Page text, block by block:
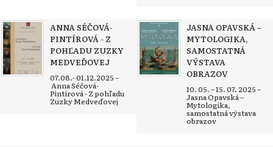
ANNA SÉČOVÁ-
PINTÍROVÁ - Z
POHĽADU ZUZKY
MEDVEĎOVEJ
07.08.- 01.12.2025 –
Anna Séčová-
Pintírová - Z pohľadu
Zuzky Medveďovej
JASNA OPAVSKÁ –
MYTOLOGIKA,
SAMOSTATNÁ
VÝSTAVA
OBRAZOV
10. 05. – 15. 07. 2025 –
Jasna Opavská –
Mytologika,
samostatná výstava
obrazov